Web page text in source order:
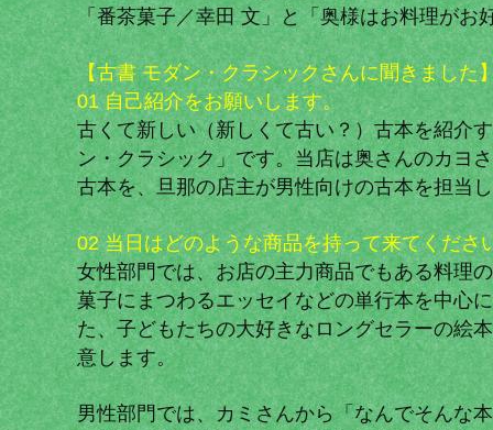
「番茶菓子／幸田 文」と「奥様はお料理がお
【古書 モダン・クラシックさんに聞きました
01 自己紹介をお願いします。
古くて新しい（新しくて古い？）古本を紹介
ン・クラシック」です。当店は奥さんのカヨ
古本を、旦那の店主が男性向けの古本を担当
02 当日はどのような商品を持って来てくださ
女性部門では、お店の主力商品でもある料理
菓子にまつわるエッセイなどの単行本を中心
た、子どもたちの大好きなロングセラーの絵
意します。
男性部門では、カミさんから「なんでそんな